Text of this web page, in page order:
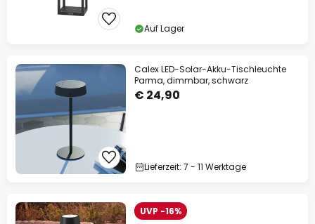
Auf Lager
Calex LED-Solar-Akku-Tischleuchte
Parma, dimmbar, schwarz
€ 24,90
Lieferzeit: 7 - 11 Werktage
UVP -16%